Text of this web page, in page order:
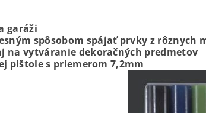
garáži
spôsobom spájať prvky z rôznych
na vytváranie dekoračných predmetov
pištole s priemerom 7,2mm